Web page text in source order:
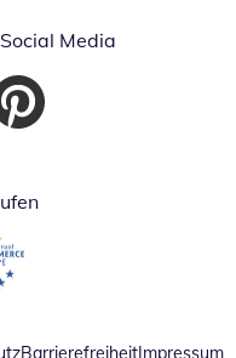
Media
Fenster
neuem Fenster
Öffnet in neuem Fenster
Fenster
in neuem Fenster
BarrierefreiheitImpressum